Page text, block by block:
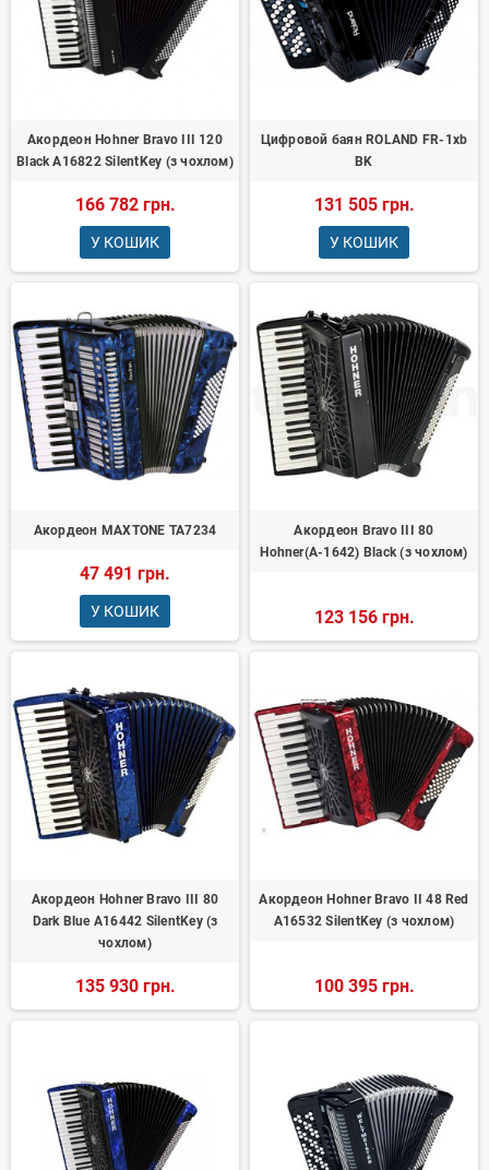
Акордеон Hohner Bravo III 120
Black A16822 SilentKey (з чохлом)
166 782 грн.
У КОШИК
Цифровой баян ROLAND FR-1xb
BK
131 505 грн.
У КОШИК
Акордеон MAXTONE TA7234
47 491 грн.
У КОШИК
Акордеон Bravo III 80
Hohner(А-1642) Black (з чохлом)
123 156 грн.
Акордеон Hohner Bravo III 80
Dark Blue A16442 SilentKey (з
чохлом)
135 930 грн.
Акордеон Hohner Bravo II 48 Red
А16532 SilentKey (з чохлом)
100 395 грн.